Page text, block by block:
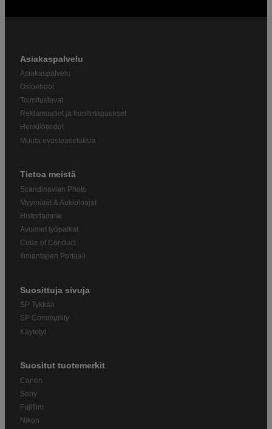
Asiakaspalvelu
Asiakaspalvelu
Ostoehdot
Toimitustavat
Reklamaatiot ja huoltotapaukset
Henkilötiedot
Muuta evästeasetuksia
Tietoa meistä
Scandinavian Photo
Myymälät & Aukioloajat
Historiamme
Avoimet työpaikat
Code of Conduct
Ilmiantajien Portaali
Suosittuja sivuja
SP Tykkää
SP Community
Käytetyt
Suositut tuotemerkit
Canon
Sony
Fujifilm
Nikon